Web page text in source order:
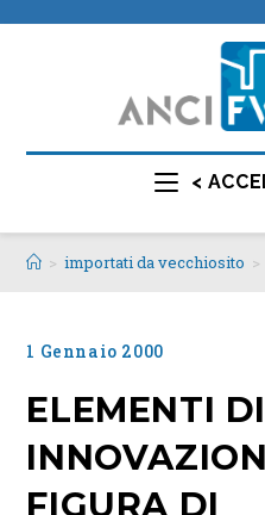
<
> importati da vecchiosito >
1 Gennaio 2000
ELEMENTI DI
FIGURA DI